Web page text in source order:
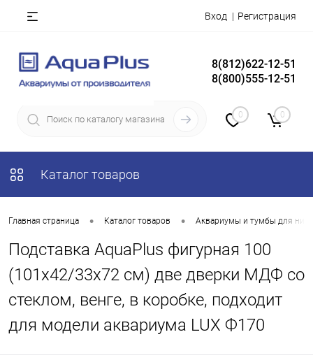
Вход Регистрация
8(812)622-12-51
8(800)555-12-51
0 0
Каталог товаров
Главная страница • Каталог товаров • Аквариумы и тумбы для них
Подставка AquaPlus фигурная 100
(101х42/33х72 см) две дверки МДФ со
стеклом, венге, в коробке, подходит
для модели аквариума LUX Ф170